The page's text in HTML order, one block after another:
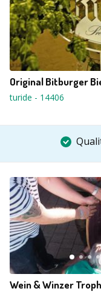
Original Bitburger
turide - 14406
Wein & Winzer